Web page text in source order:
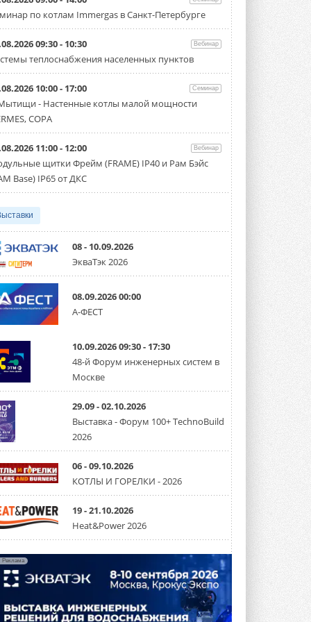
Carrier модернизирует
флагманский чиллер AquaEdge
19XR
Чиллер получил новую версию,
работающую на хладагенте R1234ze ...
31 ИЮЛЯ 2026
Mitsubishi расширяет
направление систем
охлаждения для ЦОД
компанию MEHITS US Inc. ...
31 ИЮЛЯ 2026
США запретили использование
иностранных инверторов
28 июля 2026 года Федеральная
Уже через месяц в России
можно будет устанавливать
солнечные панели в МКД
микрогенерацию в многоквартирных ...
30 ИЮЛЯ 2026
двигателями Sysimple TRS EC
Poti
Новинка от Системэйр —
прямоугольный канальный ...
30 ИЮЛЯ 2026
Краска для окон: как выбрать
состав, который не
растрескается после первой
зимы
Частые вопросы о краске для окон ...
30 ИЮЛЯ 2026
СИЭНПИ РУС представила
новую серию консольных
насосов NM
помогает снизить энергопотребление ...
30 ИЮЛЯ 2026
Группа «Теплолюкс» открыла
новую производственную
площадку
Открытие нового завода состоялось
по котлам Immergas в Санкт-Петербурге
09:30 - 10:30 Вебинар
теплоснабжения населенных пунктов
10:00 - 17:00 Семинар
- Настенные котлы малой мощности
COPA
11:00 - 12:00 Вебинар
щитки Фрейм (FRAME) IP40 и Рам Бэйс
Base) IP65 от ДКС
08 - 10.09.2026
ЭкваТэк 2026
08.09.2026 00:00
А-ФЕСТ
10.09.2026 09:30 - 17:30
48-й Форум инженерных систем в
Москве
29.09 - 02.10.2026
Выставка - Форум 100+ TechnoBuild
2026
06 - 09.10.2026
КОТЛЫ И ГОРЕЛКИ - 2026
19 - 21.10.2026
Heat&Power 2026
Реклама